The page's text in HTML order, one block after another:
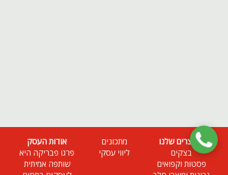
המוצרים שלנו
בצקים
פסטות וקפואים
מתכונים
ליווי עסקי
אודות העסק
פרגו פבריקה היא
שותפה אמיתית